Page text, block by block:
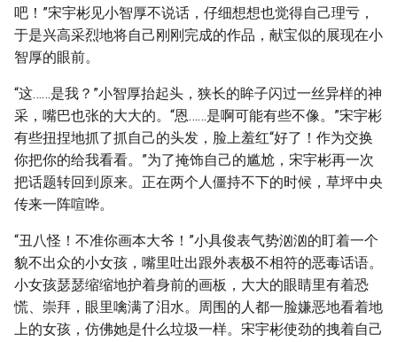
吧！”宋宇彬见小智厚不说话，仔细想想也觉得自己理亏，
于是兴高采烈地将自己刚刚完成的作品，献宝似的展现在小
智厚的眼前。
“这……是我？”小智厚抬起头，狭长的眸子闪过一丝异样的神
采，嘴巴也张的大大的。“恩……是啊可能有些不像。”宋宇彬
有些扭捏地抓了抓自己的头发，脸上羞红“好了！作为交换
你把你的给我看看。”为了掩饰自己的尴尬，宋宇彬再一次
把话题转回到原来。正在两个人僵持不下的时候，草坪中央
传来一阵喧哗。
“丑八怪！不准你画本大爷！”小具俊表气势汹汹的盯着一个
貌不出众的小女孩，嘴里吐出跟外表极不相符的恶毒话语。
小女孩瑟瑟缩缩地护着身前的画板，大大的眼睛里有着恐
慌、崇拜，眼里噙满了泪水。周围的人都一脸嫌恶地看着地
上的女孩，仿佛她是什么垃圾一样。宋宇彬使劲的拽着自己